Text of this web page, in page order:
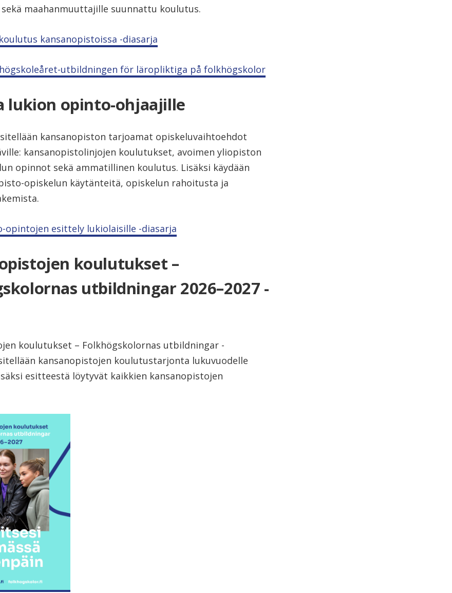
maahanmuuttajille suunnattu koulutus.
kansanopistoissa -diasarja
utbildningen för läropliktiga på folkhögskolor
lukion opinto-ohjaajille
kansanopiston tarjoamat opiskeluvaihtoehdot
kansanopistolinjojen koulutukset, avoimen yliopiston
opinnot sekä ammatillinen koulutus. Lisäksi käydään
opiskelun käytänteitä, opiskelun rahoitusta ja
opintojen esittely lukiolaisille -diasarja
koulutukset –
utbildningar 2026–2027 -
koulutukset – Folkhögskolornas utbildningar -
kansanopistojen koulutustarjonta lukuvuodelle
esitteestä löytyvät kaikkien kansanopistojen